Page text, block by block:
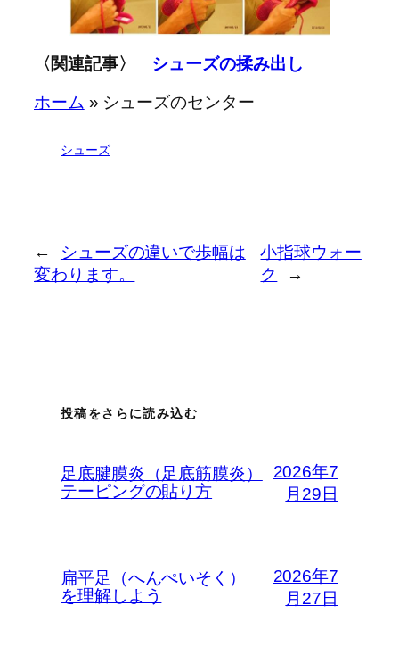
〈関連記事〉 シューズの揉み出し
ホーム » シューズのセンター
シューズ
←
シューズの違いで歩幅は
変わります。
小指球ウォー
ク
→
投稿をさらに読み込む
足底腱膜炎（足底筋膜炎）
テーピングの貼り方
2026年7
月29日
扁平足（へんぺいそく）
を理解しよう
2026年7
月27日